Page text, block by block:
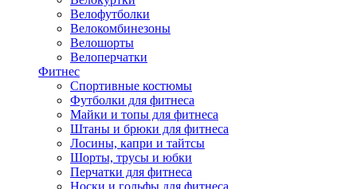
Велофутболки
Велокомбинезоны
Велошорты
Велоперчатки
Фитнес
Спортивные костюмы
Футболки для фитнеса
Майки и топы для фитнеса
Штаны и брюки для фитнеса
Лосины, капри и тайтсы
Шорты, трусы и юбки
Перчатки для фитнеса
Носки и гольфы для фитнеса